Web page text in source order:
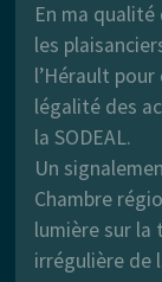
En ma
les
l’Hérault
légalité des
la SODEAL.
Un
Chambre
lumière sur
irrégulière de